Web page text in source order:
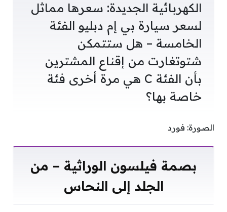
الكهربائية الجديدة: سعرها مماثل
لسعر سيارة بي إم دبليو الفئة
الخامسة – هل ستتمكن
شتوتغارت من إقناع المشترين
بأن الفئة C هي مرة أخرى فئة
خاصة بها؟
الصورة: فورد
بصمة فيلسون الوراثية – من
الجلد إلى النحاس